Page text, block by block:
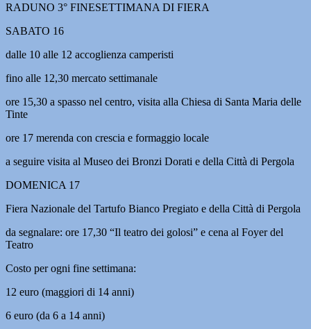
RADUNO 3° FINESETTIMANA DI FIERA
SABATO 16
dalle 10 alle 12 accoglienza camperisti
fino alle 12,30 mercato settimanale
ore 15,30 a spasso nel centro, visita alla Chiesa di Santa Maria delle
Tinte
ore 17 merenda con crescia e formaggio locale
a seguire visita al Museo dei Bronzi Dorati e della Città di Pergola
DOMENICA 17
Fiera Nazionale del Tartufo Bianco Pregiato e della Città di Pergola
da segnalare: ore 17,30 “Il teatro dei golosi” e cena al Foyer del
Teatro
Costo per ogni fine settimana:
12 euro (maggiori di 14 anni)
6 euro (da 6 a 14 anni)